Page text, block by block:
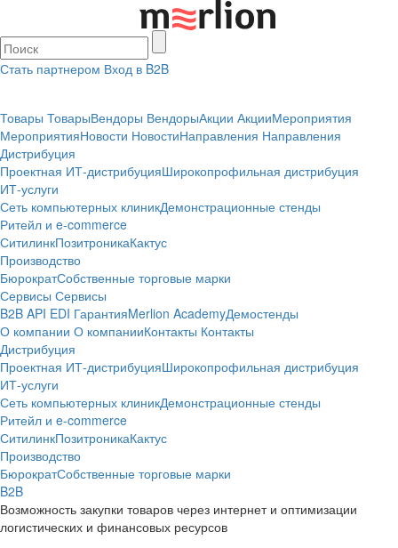
Стать партнером Вход в B2B
Товары ТоварыВендоры ВендорыАкции АкцииМероприятия
МероприятияНовости НовостиНаправления Направления
Дистрибуция
Проектная ИТ-дистрибуцияШирокопрофильная дистрибуция
ИТ-услуги
Сеть компьютерных клиникДемонстрационные стенды
Ритейл и e-commerce
СитилинкПозитроникаКактус
Производство
БюрократСобственные торговые марки
Сервисы Сервисы
B2B API EDI ГарантияMerlion AcademyДемостенды
О компании О компанииКонтакты Контакты
Дистрибуция
Проектная ИТ-дистрибуцияШирокопрофильная дистрибуция
ИТ-услуги
Сеть компьютерных клиникДемонстрационные стенды
Ритейл и e-commerce
СитилинкПозитроникаКактус
Производство
БюрократСобственные торговые марки
B2B
Возможность закупки товаров через интернет и оптимизации
логистических и финансовых ресурсов